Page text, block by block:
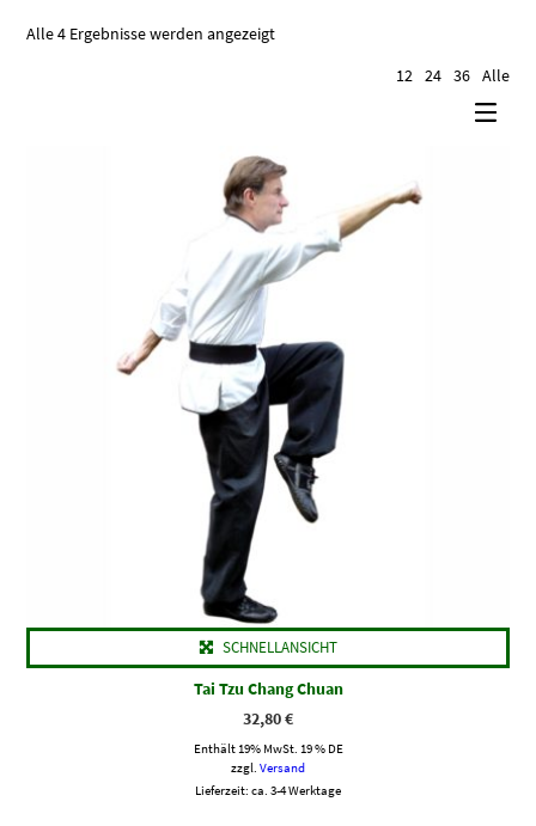
Alle 4 Ergebnisse werden angezeigt
12 24 36 Alle
SCHNELLANSICHT
Tai Tzu Chang Chuan
32,80€
Enthält 19% MwSt. 19 % DE
zzgl. Versand
Lieferzeit: ca. 3-4 Werktage